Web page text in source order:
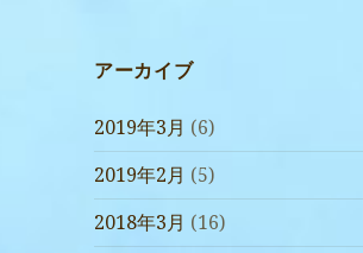
アーカイブ
2019年3月 (6)
2019年2月 (5)
2018年3月 (16)